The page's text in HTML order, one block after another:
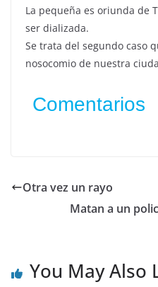
La pequeña es oriunda de
ser dializada.
Se trata del segundo caso
nosocomio de nuestra
Comentarios
Otra vez un rayo
Matan a un
You May Also